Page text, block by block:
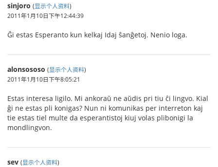
sinjoro (显示个人资料)
2011年1月10日下午12:44:39
Ĝi estas Esperanto kun kelkaj Idaj ŝanĝetoj. Nenio loga.
alonsososo (显示个人资料)
2011年1月10日下午8:05:21
Estas interesa ligilo. Mi ankoraŭ ne aŭdis pri tiu ĉi lingvo. Kial
ĝi ne estas pli konigas? Nun ni komunikas per interreton kaj
tie estas tiel multe da esperantistoj kiuj volas plibonigi la
mondlingvon.
sev (显示个人资料)